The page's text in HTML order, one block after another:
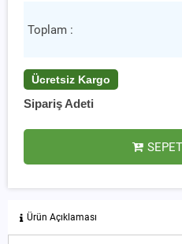
Toplam :
Ücretsiz Kargo
Sipariş Adeti
Ürün Açıklaması